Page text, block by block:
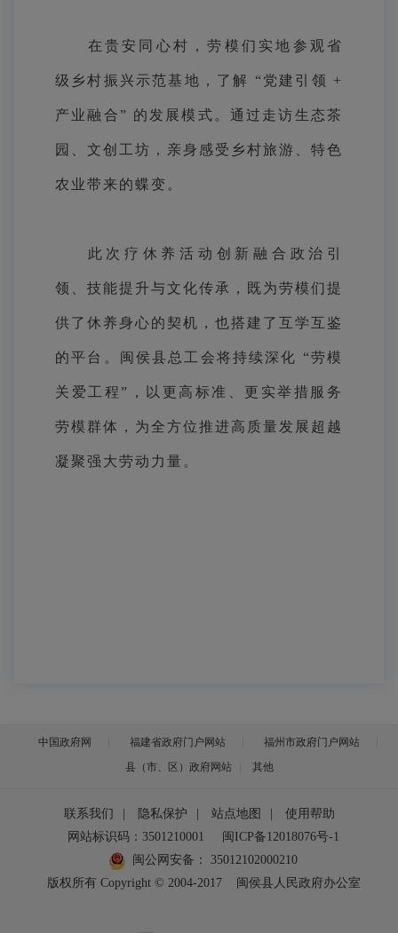
在贵安同心村，劳模们实地参观省
级乡村振兴示范基地，了解 “党建引领 +
产业融合” 的发展模式。通过走访生态茶
园、文创工坊，亲身感受乡村旅游、特色
农业带来的蝶变。
此次疗休养活动创新融合政治引
领、技能提升与文化传承，既为劳模们提
供了休养身心的契机，也搭建了互学互鉴
的平台。闽侯县总工会将持续深化 “劳模
关爱工程”，以更高标准、更实举措服务
劳模群体，为全方位推进高质量发展超越
凝聚强大劳动力量。
中国政府网 福建省政府门户网站
福州市政府门户网站
县（市、区）政府网站
其他
联系我们 隐私保护 站点地图
使用帮助
网站标识码：3501210001
闽ICP备12018076号-1
闽公网安备：
35012102000210
版权所有 Copyright © 2004-2017
闽侯县人民政府办公室